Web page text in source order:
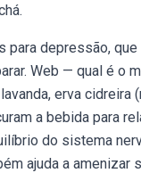
depressão,
Web — qual é o
erva
a bebida para
do sistema
ajuda a